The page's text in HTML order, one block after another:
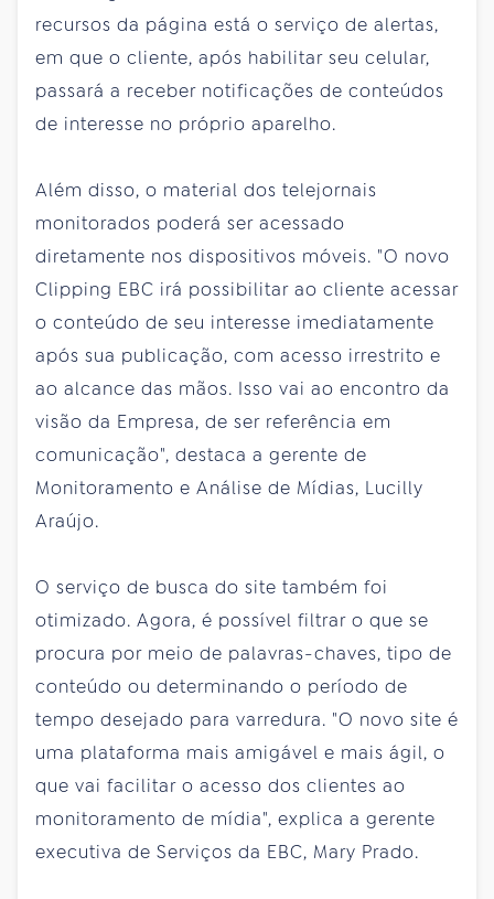
recursos da página está o serviço de alertas,
em que o cliente, após habilitar seu celular,
passará a receber notificações de conteúdos
de interesse no próprio aparelho.
Além disso, o material dos telejornais
monitorados poderá ser acessado
diretamente nos dispositivos móveis. "O novo
Clipping EBC irá possibilitar ao cliente acessar
o conteúdo de seu interesse imediatamente
após sua publicação, com acesso irrestrito e
ao alcance das mãos. Isso vai ao encontro da
visão da Empresa, de ser referência em
comunicação", destaca a gerente de
Monitoramento e Análise de Mídias, Lucilly
Araújo.
O serviço de busca do site também foi
otimizado. Agora, é possível filtrar o que se
procura por meio de palavras-chaves, tipo de
conteúdo ou determinando o período de
tempo desejado para varredura. "O novo site é
uma plataforma mais amigável e mais ágil, o
que vai facilitar o acesso dos clientes ao
monitoramento de mídia", explica a gerente
executiva de Serviços da EBC, Mary Prado.